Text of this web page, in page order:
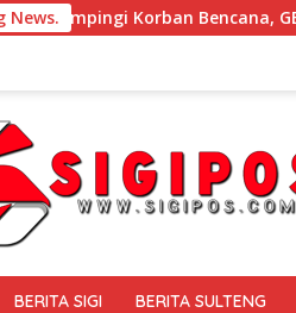
News. GEKIRA Berikan ‘Trauma
BERITA SIGI BERITA SULTENG